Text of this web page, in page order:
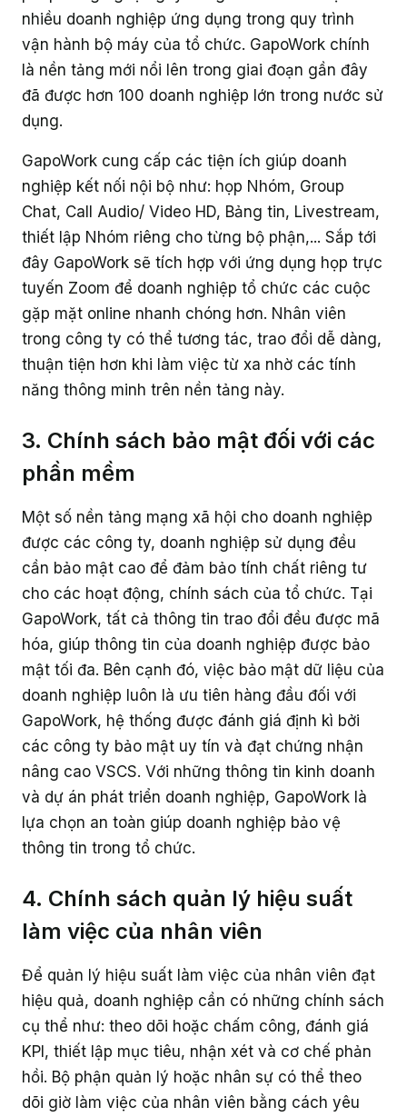
nhiều doanh nghiệp ứng dụng trong quy trình
vận hành bộ máy của tổ chức. GapoWork chính
là nền tảng mới nổi lên trong giai đoạn gần đây
đã được hơn 100 doanh nghiệp lớn trong nước sử
dụng.
GapoWork cung cấp các tiện ích giúp doanh
nghiệp kết nối nội bộ như: họp Nhóm, Group
Chat, Call Audio/ Video HD, Bảng tin, Livestream,
thiết lập Nhóm riêng cho từng bộ phận,... Sắp tới
đây GapoWork sẽ tích hợp với ứng dụng họp trực
tuyến Zoom để doanh nghiệp tổ chức các cuộc
gặp mặt online nhanh chóng hơn. Nhân viên
trong công ty có thể tương tác, trao đổi dễ dàng,
thuận tiện hơn khi làm việc từ xa nhờ các tính
năng thông minh trên nền tảng này.
3. Chính sách bảo mật đối với các
phần mềm
Một số nền tảng mạng xã hội cho doanh nghiệp
được các công ty, doanh nghiệp sử dụng đều
cần bảo mật cao để đảm bảo tính chất riêng tư
cho các hoạt động, chính sách của tổ chức. Tại
GapoWork, tất cả thông tin trao đổi đều được mã
hóa, giúp thông tin của doanh nghiệp được bảo
mật tối đa. Bên cạnh đó, việc bảo mật dữ liệu của
doanh nghiệp luôn là ưu tiên hàng đầu đối với
GapoWork, hệ thống được đánh giá định kì bởi
các công ty bảo mật uy tín và đạt chứng nhận
nâng cao VSCS. Với những thông tin kinh doanh
và dự án phát triển doanh nghiệp, GapoWork là
lựa chọn an toàn giúp doanh nghiệp bảo vệ
thông tin trong tổ chức.
4. Chính sách quản lý hiệu suất
làm việc của nhân viên
Để quản lý hiệu suất làm việc của nhân viên đạt
hiệu quả, doanh nghiệp cần có những chính sách
cụ thể như: theo dõi hoặc chấm công, đánh giá
KPI, thiết lập mục tiêu, nhận xét và cơ chế phản
hồi. Bộ phận quản lý hoặc nhân sự có thể theo
dõi giờ làm việc của nhân viên bằng cách yêu